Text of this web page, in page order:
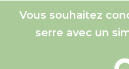
Vous souhaitez
serre avec un